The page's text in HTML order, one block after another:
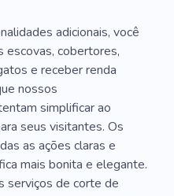
adicionais, você
escovas, cobertores,
e receber renda
nossos
simplificar ao
seus visitantes. Os
as ações claras e
mais bonita e elegante.
serviços de corte de